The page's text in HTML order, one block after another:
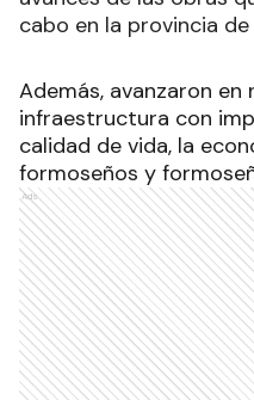
cabo en la provincia de
Además, avanzaron
infraestructura con
calidad de vida, la
formoseños y
Ads